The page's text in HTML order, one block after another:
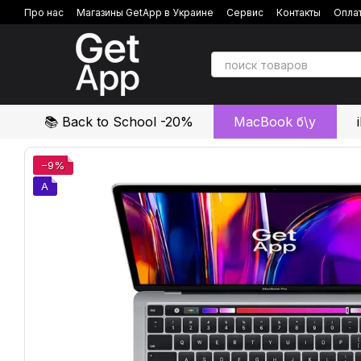
Перейти к основному контенту
Про нас Магазины GetApp в Украине Сервис Контакты
Политика конфиденциальности
Отзывы о магазине
📚 Back to School -20% MacBook б\у
−9%
A